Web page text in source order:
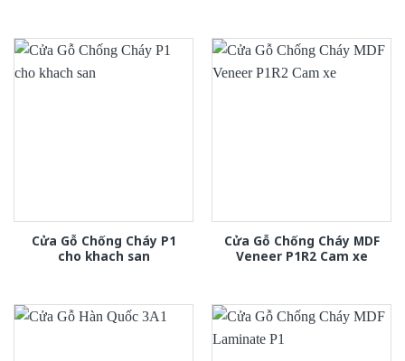
Cửa Gỗ Chống Cháy P1
cho khach san
Cửa Gỗ Chống Cháy MDF
Veneer P1R2 Cam xe